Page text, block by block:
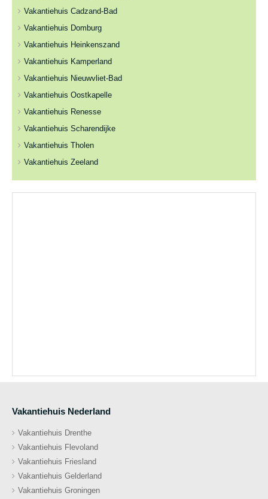
Vakantiehuis Cadzand-Bad
Vakantiehuis Domburg
Vakantiehuis Heinkenszand
Vakantiehuis Kamperland
Vakantiehuis Nieuwvliet-Bad
Vakantiehuis Oostkapelle
Vakantiehuis Renesse
Vakantiehuis Scharendijke
Vakantiehuis Tholen
Vakantiehuis Zeeland
Vakantiehuis Nederland
Vakantiehuis Drenthe
Vakantiehuis Flevoland
Vakantiehuis Friesland
Vakantiehuis Gelderland
Vakantiehuis Groningen